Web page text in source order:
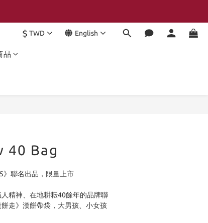
$ TWD English
品
40 Bag
》聯名出品，限量上市
精神、在地耕耘40餘年的品牌聯
走》漢餅帶袋，大男孩、小女孩